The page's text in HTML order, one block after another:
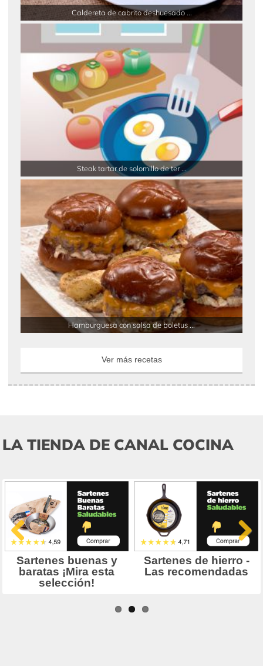
Caldereta de cabrito deshuesado ...
Steak tartar de solomillo de ter ...
Hamburguesa con salsa de boletus ...
Ver más recetas
LA TIENDA DE CANAL COCINA